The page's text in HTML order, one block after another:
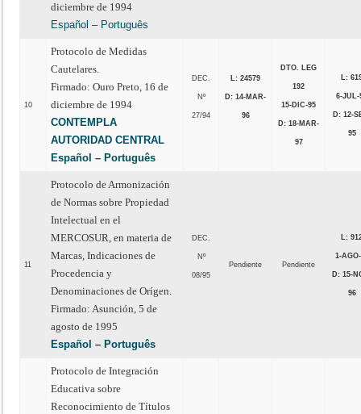
diciembre de 1994
Español – Português
10
Protocolo de Medidas
Cautelares.
Firmado: Ouro Preto, 16 de
diciembre de 1994
CONTEMPLA
AUTORIDAD CENTRAL
Español – Português
DEC.
Nº
27/94
L: 24579
D: 14-MAR-
96
DTO. LEG
192
15-DIC-95
D: 18-MAR-
97
L:
6-JUL-
D: 12-
95
11
Protocolo de Armonización
de Normas sobre Propiedad
Intelectual en el
MERCOSUR, en materia de
Marcas, Indicaciones de
Procedencia y
Denominaciones de Orígen.
Firmado: Asunción, 5 de
agosto de 1995
Español – Português
DEC.
Nº
08/95
Pendiente Pendiente
L:
1-
D: 15-
96
Protocolo de Integración
Educativa sobre
Reconocimiento de Títulos